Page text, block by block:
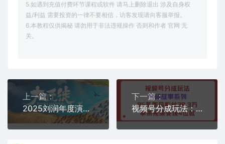
5.如遇到充值付费环节课程或软件 请马上删除退出 涉及自身权
益/利益 需要投资的一律不要相信，访客发现请向客服举报。
6.本教程仅供揭秘 请勿用于非法违规操作 否则和作者 官网 无
关。
上一篇：
2025刘润年度演讲全程回放，大迁徙新的增长到底在哪里？
下一篇：
视频号分成玩法：民间故事系列，全程AI生成85条作品粉丝38.3万单条视频变现4位数